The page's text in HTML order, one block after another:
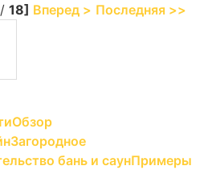
/ 18] Вперед > Последняя >>
Обзор
Загородное
бань и саунПримеры